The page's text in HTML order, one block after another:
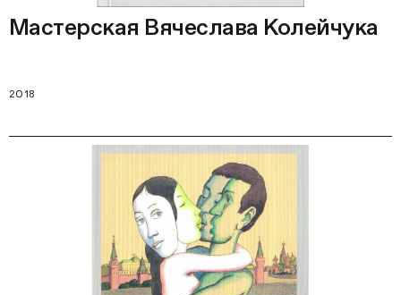
Мастерская Вячеслава Колейчука
2018